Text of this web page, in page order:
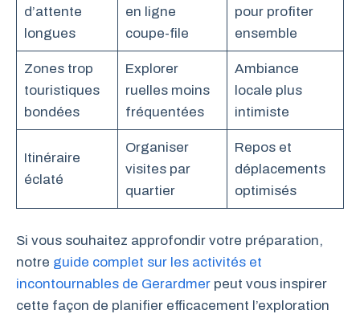
d’attente
longues
en ligne
coupe-file
pour profiter
ensemble
Zones trop
touristiques
bondées
Explorer
ruelles moins
fréquentées
Ambiance
locale plus
intimiste
Itinéraire
éclaté
Organiser
visites par
quartier
Repos et
déplacements
optimisés
Si vous souhaitez approfondir votre préparation,
notre guide complet sur les activités et
incontournables de Gerardmer peut vous inspirer
cette façon de planifier efficacement l’exploration